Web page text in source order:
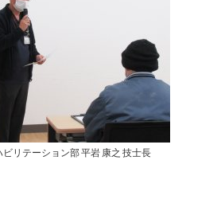
ビリテーション部 平岩 康之 技士長